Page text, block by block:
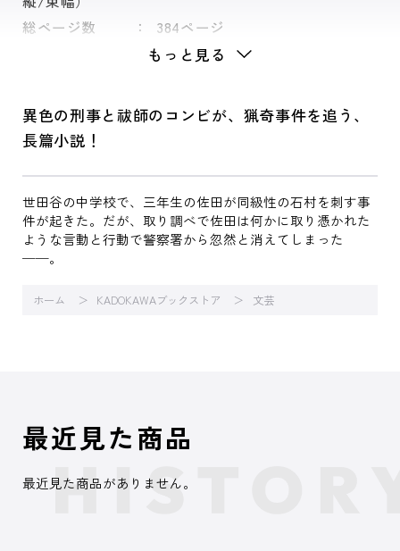
総ページ数 384ページ
もっと見る
異色の刑事と祓師のコンビが、猟奇事件を追う、
長篇小説！
世田谷の中学校で、三年生の佐田が同級性の石村を刺す事
件が起きた。だが、取り調べで佐田は何かに取り憑かれた
ような言動と行動で警察署から忽然と消えてしまった
──。
ホーム KADOKAWAブックストア 文芸
最近見た商品
最近見た商品がありません。